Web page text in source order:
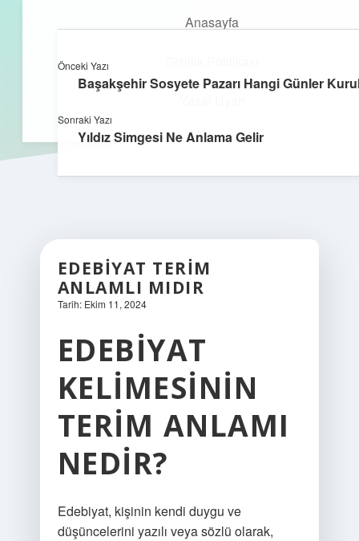
Anasayfa
aç
kefa.com.tr
EDEBIYAT TERIM
ANLAMLI MIDIR
Tarih: Ekim 11, 2024
EDEBIYAT
KELIMESININ
TERIM ANLAMI
NEDIR?
Edebiyat, kişinin kendi duygu ve
düşüncelerini yazılı veya sözlü olarak,
Önceki Yazı
Başakşehir Sosyete Pazarı Hangi Günler
Sonraki Yazı
Yıldız Simgesi Ne Anlama Gelir